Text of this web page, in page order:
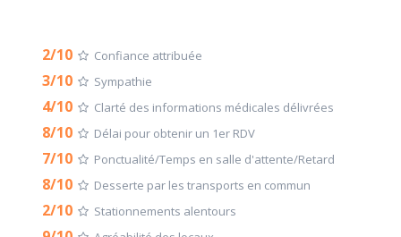
2/10 Confiance attribuée
3/10 Sympathie
4/10 Clarté des informations médicales délivrées
8/10 Délai pour obtenir un 1er RDV
7/10 Ponctualité/Temps en salle d'attente/Retard
8/10 Desserte par les transports en commun
2/10 Stationnements alentours